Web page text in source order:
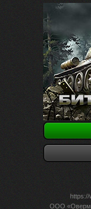
https://
ООО